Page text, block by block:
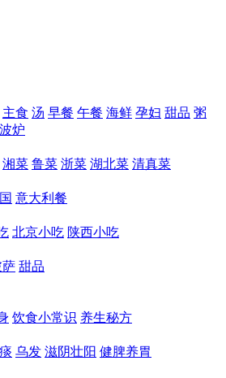
主食 汤 早餐 午餐 海鲜 孕妇 甜品 粥
炉
湘菜 鲁菜 浙菜 湖北菜 清真菜
意大利餐
北京小吃 陕西小吃
萨 甜品
饮食小常识 养生秘方
乌发 滋阴壮阳 健脾养胃